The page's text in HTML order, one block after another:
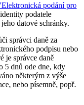
podání pro
podatele
datové schránky.
správci daně za
podpisu nebo
je správce daně
5 dnů ode dne, kdy
některým z výše
nebo písemně, popř.